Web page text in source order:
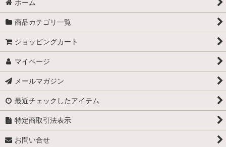
ホーム
商品カテゴリ一覧
ショッピングカート
マイページ
メールマガジン
最近チェックしたアイテム
特定商取引法表示
お問い合せ